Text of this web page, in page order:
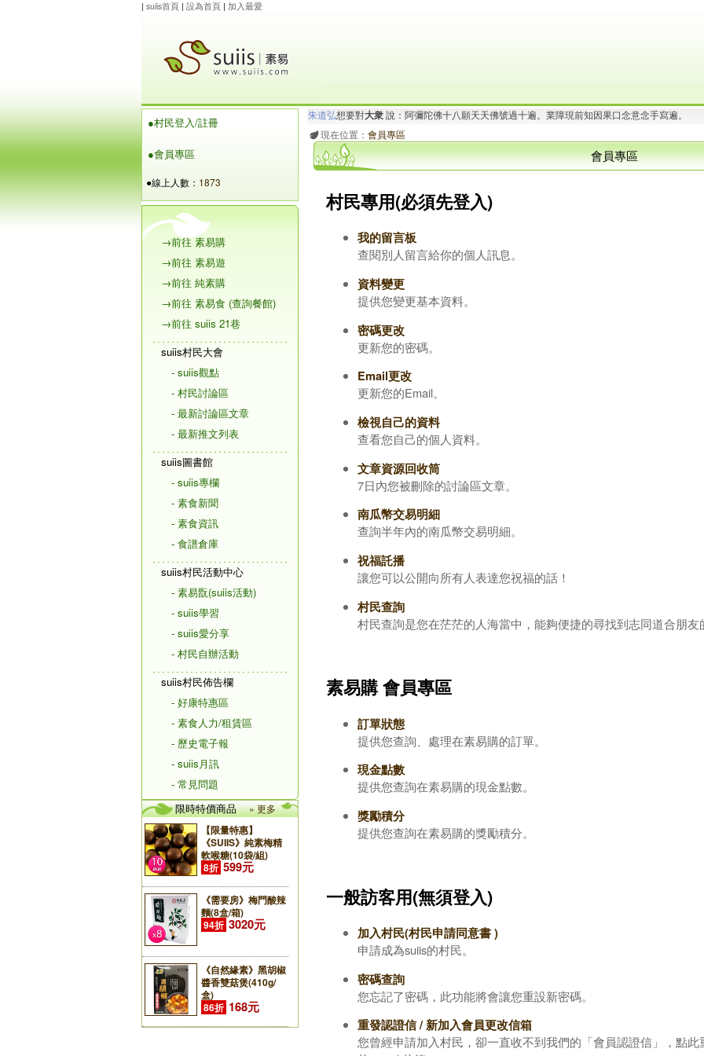
| suiis首頁| 設為首頁| 加入最愛
●村民登入/註冊
●會員專區
●線上人數： 1873
→前往 素易購
→前往 素易遊
→前往 純素購
→前往 素易食 (查詢餐館)
→前往 suiis 21巷
suiis村民大會
- suiis觀點
- 村民討論區
- 最新討論區文章
- 最新推文列表
suiis圖書館
- suiis專欄
- 素食新聞
- 素食資訊
- 食譜倉庫
suiis村民活動中心
- 素易翫(suiis活動)
- suiis學習
- suiis愛分享
- 村民自辦活動
suiis村民佈告欄
- 好康特惠區
- 素食人力/租賃區
- 歷史電子報
- suiis月訊
- 常見問題
限時特價商品
» 更多
【限量特惠】
《SUIIS》純素梅精
軟喉糖(10袋/組)
8折 599元
《需要房》梅門酸辣
麵(8盒/箱)
94折 3020元
《自然緣素》黑胡椒
醬香雙菇煲(410g/
盒)
86折 168元
朱道弘想要對大衆 說：阿彌陀佛十八願天天佛號過十遍。業障現前知因果口念意念手寫遍。
maysnow...想要對有情眾生
現在位置： 會員專區
會員專區
村民專用(必須先登入)
我的留言板
查閱別人留言給你的個人訊息。
資料變更
提供您變更基本資料。
密碼更改
更新您的密碼。
Email更改
更新您的Email。
檢視自己的資料
查看您自己的個人資料。
文章資源回收筒
7日內您被刪除的討論區文章。
南瓜幣交易明細
查詢半年內的南瓜幣交易明細。
祝福託播
讓您可以公開向所有人表達您祝福的話！
村民查詢
村民查詢是您在茫茫的人海當中，能夠便捷的尋找到志同道合朋友
素易購 會員專區
訂單狀態
提供您查詢、處理在素易購的訂單。
現金點數
提供您查詢在素易購的現金點數。
獎勵積分
提供您查詢在素易購的獎勵積分。
一般訪客用(無須登入)
加入村民(村民申請同意書 )
申請成為suiis的村民。
密碼查詢
您忘記了密碼，此功能將會讓您重設新密碼。
重發認證信 / 新加入會員更改信箱
您曾經申請加入村民，卻一直收不到我們的「會員認證信」，點